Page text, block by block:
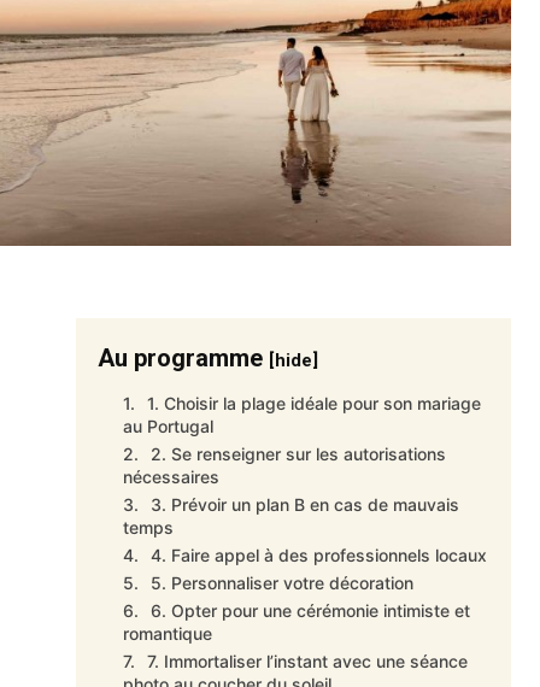
Au programme [hide]
1. Choisir la plage idéale pour son mariage
au Portugal
2. Se renseigner sur les autorisations
nécessaires
3. Prévoir un plan B en cas de mauvais
temps
4. Faire appel à des professionnels locaux
5. Personnaliser votre décoration
6. Opter pour une cérémonie intimiste et
romantique
7. Immortaliser l’instant avec une séance